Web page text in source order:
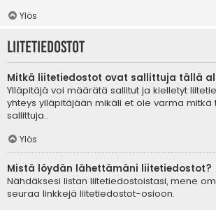
Ylös
Liitetiedostot
Mitkä liitetiedostot ovat sallittuja tällä
Ylläpitäjä voi määrätä sallitut ja kielletyt
yhteys ylläpitäjään mikäli et ole varma
sallittuja..
Ylös
Mistä löydän lähettämäni liitetiedostot?
Nähdäksesi listan liitetiedostoistasi, mene
seuraa linkkejä liitetiedostot-osioon.